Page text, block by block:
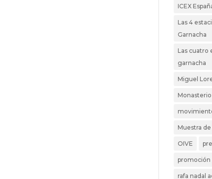
ICEX
Las 4
Garnacha
Las cuatro
garnacha
Miguel
Muestra
OIVE
promoción
rafa nadal